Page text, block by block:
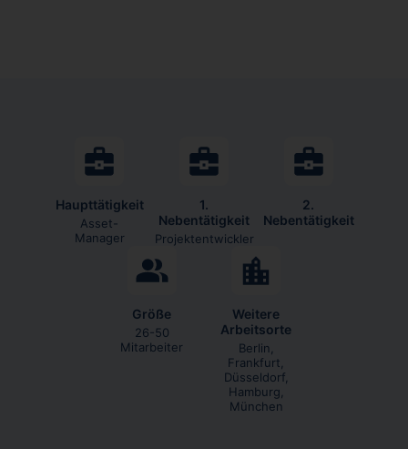
Haupttätigkeit
Asset-
Manager
1.
Nebentätigkeit
Projektentwickler
2.
Nebentätigkeit
Größe
26-50
Mitarbeiter
Weitere
Arbeitsorte
Berlin,
Frankfurt,
Düsseldorf,
Hamburg,
München